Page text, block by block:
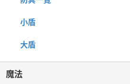
小盾
大盾
魔法